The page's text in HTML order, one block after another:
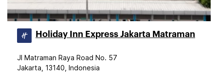
Holiday Inn Express Jakarta Matraman
Jl Matraman Raya Road No. 57
Jakarta, 13140, Indonesia